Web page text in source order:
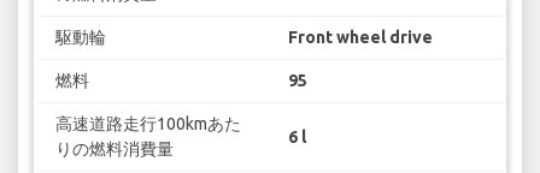
駆動輪 Front wheel drive
燃料 95
高速道路走行100kmあた
りの燃料消費量
6 l